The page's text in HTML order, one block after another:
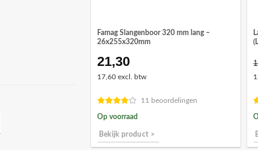
Famag Slangenboor 320 mm lang –
26x255x320mm
21,30
17,60 excl. btw
11 beoordelingen
Op voorraad
Bekijk product >